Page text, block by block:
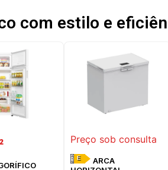
com estilo e
Preço sob consulta
E